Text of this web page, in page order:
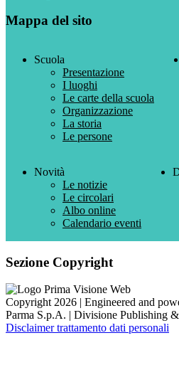
Mappa del sito
Scuola
Presentazione
I luoghi
Le carte della scuola
Organizzazione
La storia
Le persone
Novità
Le notizie
Le circolari
Albo online
Calendario eventi
Sezione Copyright
Copyright 2026 | Engineered and
Parma S.p.A. | Divisione Publishing
Disclaimer trattamento dati personali